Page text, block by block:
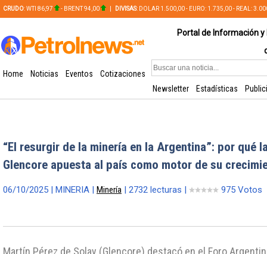
CRUDO: WTI 86,97 - BRENT 94,00 DIVISAS: DOLAR 1.500,00 - EURO: 1.735,00 - REAL:
Portal de Información
Home Noticias Eventos
Cotizaciones
Newsletter
Estadísticas
“El resurgir de la minería en la Argentina”: por qué
Glencore apuesta al país como motor de su
06/10/2025 | MINERIA | Minería | 2732 lecturas | 975 Votos
Martín Pérez de Solay (Glencore) destacó en el Foro